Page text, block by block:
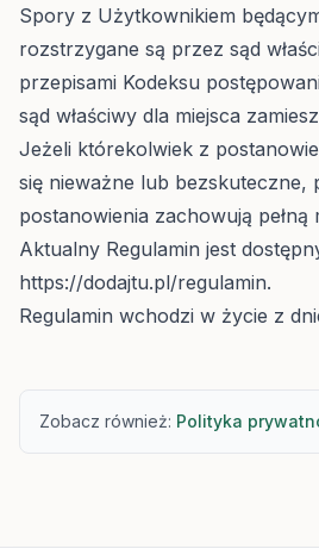
Spory z Użytkownikiem
rozstrzygane są przez sąd
przepisami Kodeksu
sąd właściwy dla miejsca
Jeżeli którekolwiek z
się nieważne lub bezskuteczne,
postanowienia zachowują pełną
Aktualny Regulamin jest
https://dodajtu.pl/regulamin.
Regulamin wchodzi w życie z
Zobacz również: Polityka